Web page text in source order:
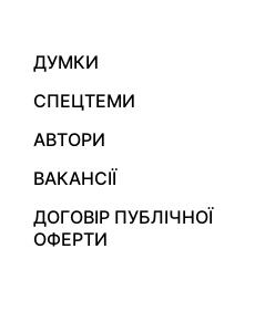
ДУМКИ
СПЕЦТЕМИ
АВТОРИ
ВАКАНСІЇ
ДОГОВІР ПУБЛІЧНОЇ
ОФЕРТИ